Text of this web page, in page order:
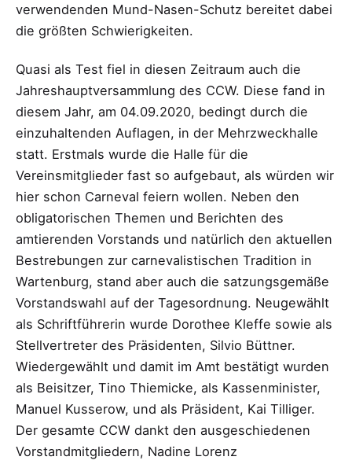
verwendenden Mund-Nasen-Schutz bereitet dabei
die größten Schwierigkeiten.
Quasi als Test fiel in diesen Zeitraum auch die
Jahreshauptversammlung des CCW. Diese fand in
diesem Jahr, am 04.09.2020, bedingt durch die
einzuhaltenden Auflagen, in der Mehrzweckhalle
statt. Erstmals wurde die Halle für die
Vereinsmitglieder fast so aufgebaut, als würden wir
hier schon Carneval feiern wollen. Neben den
obligatorischen Themen und Berichten des
amtierenden Vorstands und natürlich den aktuellen
Bestrebungen zur carnevalistischen Tradition in
Wartenburg, stand aber auch die satzungsgemäße
Vorstandswahl auf der Tagesordnung. Neugewählt
als Schriftführerin wurde Dorothee Kleffe sowie als
Stellvertreter des Präsidenten, Silvio Büttner.
Wiedergewählt und damit im Amt bestätigt wurden
als Beisitzer, Tino Thiemicke, als Kassenminister,
Manuel Kusserow, und als Präsident, Kai Tilliger.
Der gesamte CCW dankt den ausgeschiedenen
Vorstandmitgliedern, Nadine Lorenz